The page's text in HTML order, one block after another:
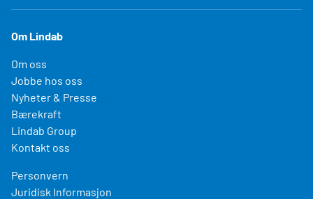
Om Lindab
Om oss
Jobbe hos oss
Nyheter & Presse
Bærekraft
Lindab Group
Kontakt oss
Personvern
Juridisk Informasjon